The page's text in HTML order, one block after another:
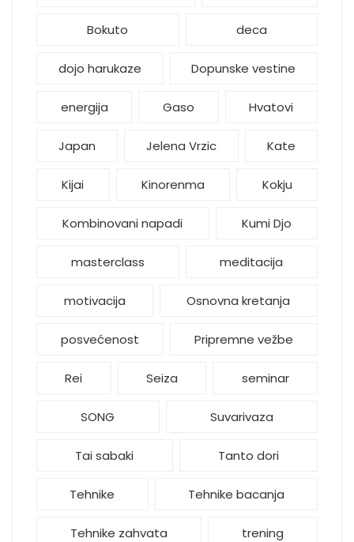
Bokuto deca
dojo harukaze Dopunske vestine
energija Gaso Hvatovi
Japan Jelena Vrzic Kate
Kijai Kinorenma Kokju
Kombinovani napadi Kumi Djo
masterclass meditacija
motivacija Osnovna kretanja
posvećenost Pripremne vežbe
Rei Seiza seminar
SONG Suvarivaza
Tai sabaki Tanto dori
Tehnike Tehnike bacanja
Tehnike zahvata trening